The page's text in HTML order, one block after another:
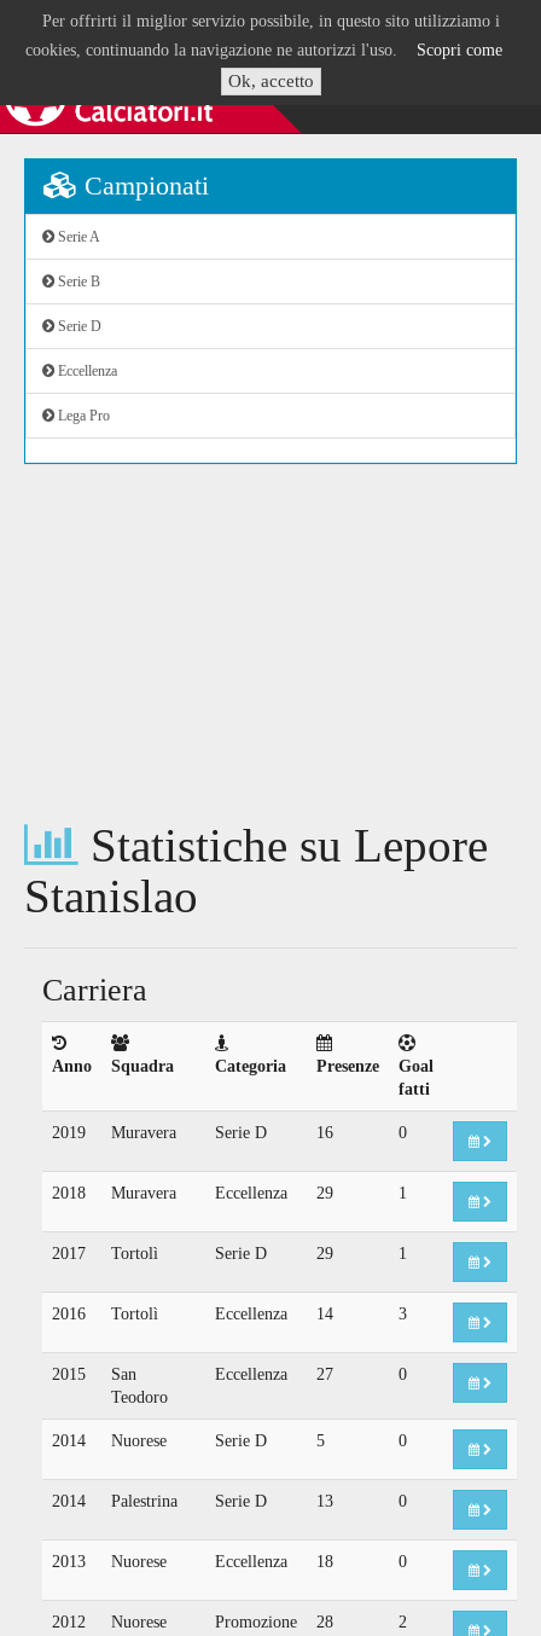
Per offrirti il miglior servizio possibile, in questo sito utilizziamo i
cookies, continuando la navigazione ne autorizzi l'uso. Scopri come
Ok, accetto
Campionati
Serie A
Serie B
Serie D
Eccellenza
Lega Pro
Statistiche su Lepore
Stanislao
Carriera
Anno Squadra Categoria Presenze
Goal
fatti
2019 Muravera Serie D 16 0
2018 Muravera Eccellenza 29 1
2017 Tortolì Serie D 29 1
2016 Tortolì Eccellenza 14 3
2015
San
Teodoro
Eccellenza 27 0
2014 Nuorese Serie D 5 0
2014 Palestrina Serie D 13 0
2013 Nuorese Eccellenza 18 0
2012 Nuorese Promozione 28 2